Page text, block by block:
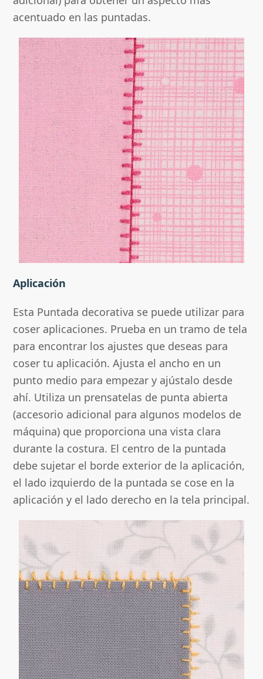
acentuado en las puntadas.
Aplicación
Esta Puntada decorativa se puede utilizar para
coser aplicaciones. Prueba en un tramo de tela
para encontrar los ajustes que deseas para
coser tu aplicación. Ajusta el ancho en un
punto medio para empezar y ajústalo desde
ahí. Utiliza un prensatelas de punta abierta
(accesorio adicional para algunos modelos de
máquina) que proporciona una vista clara
durante la costura. El centro de la puntada
debe sujetar el borde exterior de la aplicación,
el lado izquierdo de la puntada se cose en la
aplicación y el lado derecho en la tela principal.